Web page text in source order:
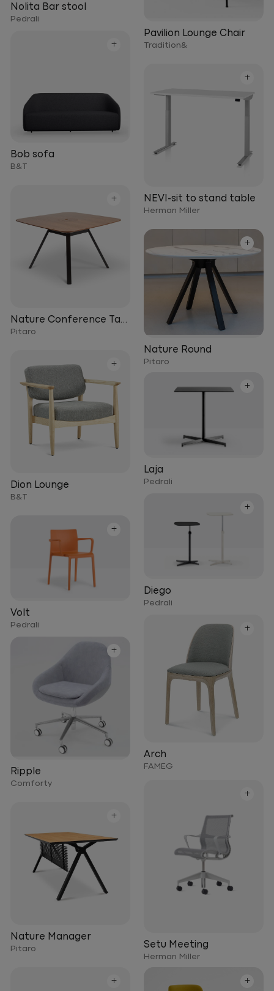
Pavilion Lounge Chair
Tradition&
Nolita Bar stool
Pedrali
+
Bob sofa
B&T
+
NEVI-sit to stand table
Herman Miller
+
Nature Conference Table
Pitaro
+
Nature Round
Pitaro
+
Dion Lounge
B&T
+
Laja
Pedrali
+
Diego
Pedrali
+
Volt
Pedrali +
Arch
FAMEG
+
Ripple
Comforty
+
Setu Meeting
Herman Miller
+
Nature Manager
Pitaro
+
+